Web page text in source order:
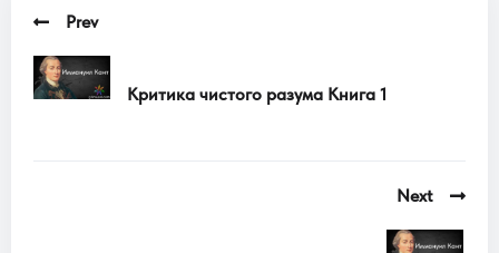
Prev
Критика чистого разума Книга 1
Next